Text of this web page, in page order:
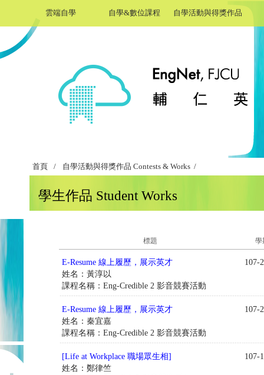
雲端自學 自學&數位課程 自學活動與得獎作品
首頁 / 自學活動與得獎作品 Contests & Works /
學生作品 Student Works
標題 學
E-Resume 線上履歷，展示英才
姓名：黃淳以
課程名稱：Eng-Credible 2 影音競賽活動
107-2
E-Resume 線上履歷，展示英才
姓名：秦宜嘉
課程名稱：Eng-Credible 2 影音競賽活動
107-2
[Life at Workplace 職場眾生相]
姓名：鄭律竺
107-1